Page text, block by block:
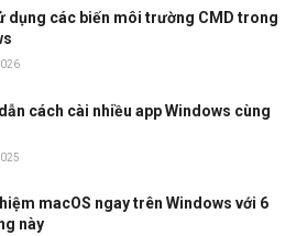
dụng các biến môi trường CMD trong
cách cài nhiều app Windows cùng
macOS ngay trên Windows với 6
này